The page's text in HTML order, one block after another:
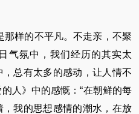
那样的不平凡。不走亲，不聚
氛中，我们经历的其实太
总有太多的感动，让人情不
人》中的感慨：“在朝鲜的每
我的思想感情的潮水，在放